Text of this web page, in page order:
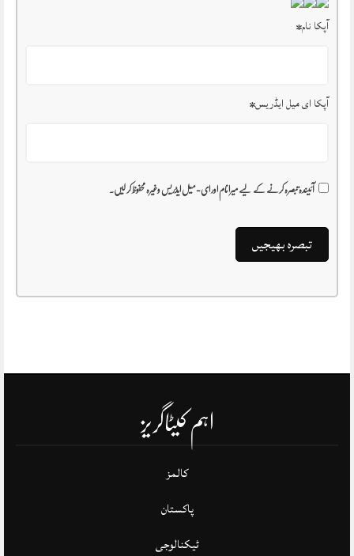
آپکا نام*
آپکا ای میل ایڈریس*
آئیندہ تبصرہ کرنے کے لیے میرا نام اور ای-میل ایڈریس وغیرہ محفوظ کر لیں۔
اہم کیٹاگریز
کالمز
پاکستان
ٹیکنالوجی